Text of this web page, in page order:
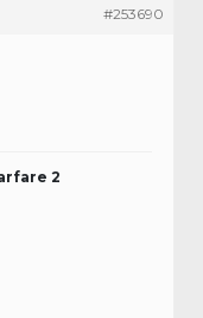
#253690
2